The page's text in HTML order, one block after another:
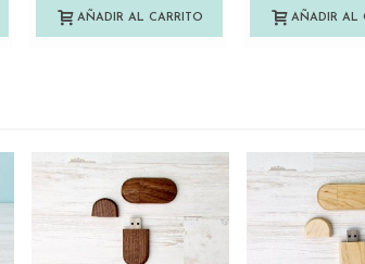
AÑADIR AL CARRITO AÑADIR AL